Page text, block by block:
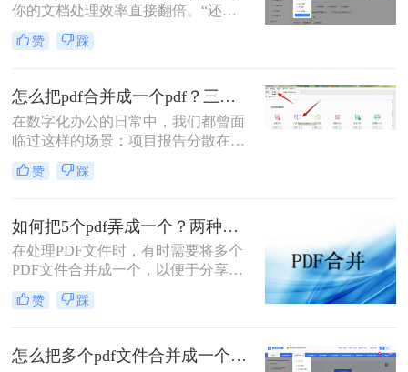
你的文档处理效率直接翻倍。“还在
为合并几十个PDF报告而头疼？你浪
费在重复操作上的时间，够你学一个
评领域深耕多年的小编，我见过太多
职场朋友被基础的文档处理问题绊住
手脚。那么pdf如何合并成一个pdf
呢？
赞 踩
怎么把pdf合并成一个pdf？三招教你高效整合关键信息！
在数字化办公的日常中，我们都曾面
临过这样的场景：项目报告分散在多
个PDF里，学术论文章节各自独立，
或是一堆扫描合同需要整合。PDF合
响着我们的信息处理效率与专业形
象。那么怎么把pdf合并成一个pdf
呢？今天，作为一名深耕办公软件领
域多年的测评博主，我将为你揭秘三
种最高效的PDF合并方案，帮你彻底
摆脱文档管理的困扰。
赞 踩
如何把5个pdf弄成一个？两种实用方法详解分享！
在处理PDF文件时，有时需要将多个
PDF文件合并成一个，以便于分享、
存储或打印。那么如何把5个pdf弄成
一个呢？本文将介绍两种将五个PDF
赞 踩
怎么把多个pdf文件合并成一个？全面指南与详细方法解析！